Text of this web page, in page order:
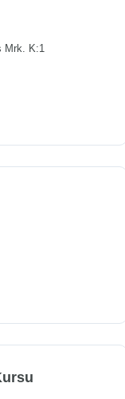
Mrk. K:1